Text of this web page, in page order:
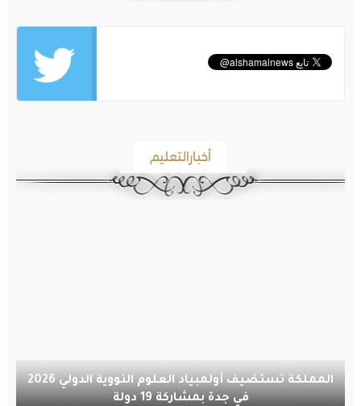
أخبارالتعليم
المملكة تستضيف أولمبياد العلوم النووية الدولي 2026
في جدة بمشاركة 19 دولة